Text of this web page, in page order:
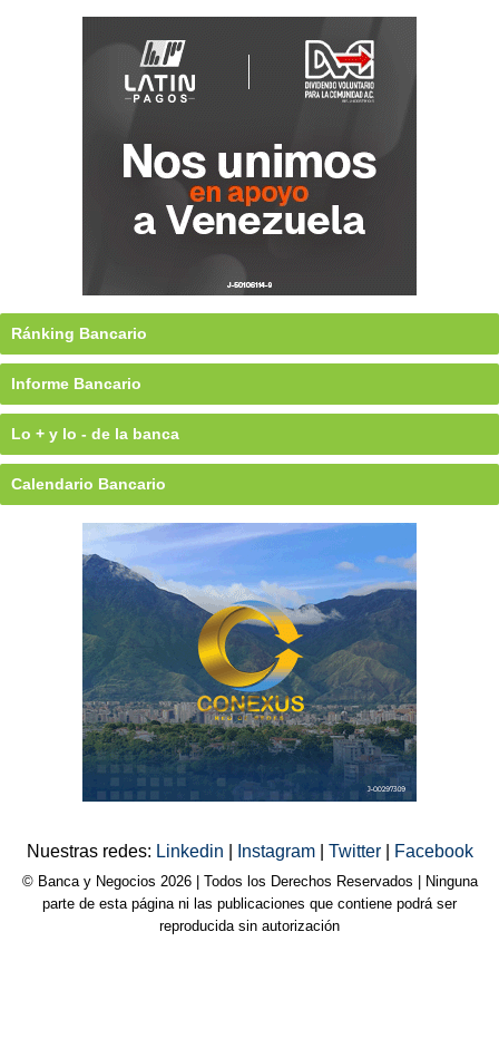
Ránking Bancario
Informe Bancario
Lo + y lo - de la banca
Calendario Bancario
Nuestras redes: Linkedin Instagram Twitter Facebook
© Banca y Negocios 2026 | Todos los Derechos Reservados | Ninguna
parte de esta página ni las publicaciones que contiene podrá ser
reproducida sin autorización